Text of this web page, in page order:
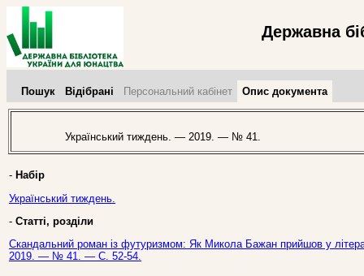
Державна
Пошук Відібрані Персональний кабінет Опис документа
Український тиждень. — 2019. — № 41.
- Набір
Український тиждень.
- Статті, розділи
Скандальний роман із футуризмом: Як Микола Бажан прийшов у
2019. — № 41. — С. 52-54.